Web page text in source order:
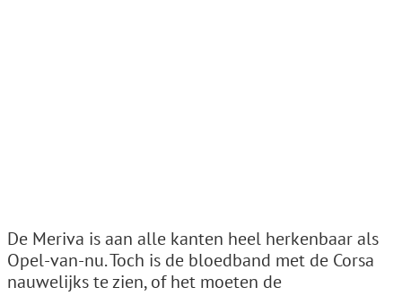
De Meriva is aan alle kanten heel herkenbaar als
Opel-van-nu. Toch is de bloedband met de Corsa
nauwelijks te zien, of het moeten de